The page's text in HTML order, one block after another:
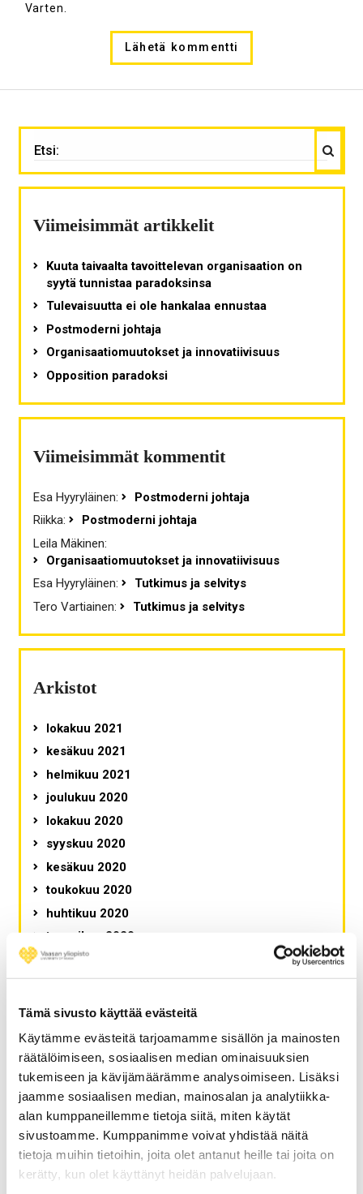
Tämä sivusto käyttää evästeitä
Käytämme evästeitä tarjoamamme sisällön ja mainosten
räätälöimiseen, sosiaalisen median ominaisuuksien
tukemiseen ja kävijämäärämme analysoimiseen. Lisäksi
jaamme sosiaalisen median, mainosalan ja analytiikka-
alan kumppaneillemme tietoja siitä, miten käytät
sivustoamme. Kumppanimme voivat yhdistää näitä
tietoja muihin tietoihin, joita olet antanut heille tai joita on
kerätty, kun olet käyttänyt heidän palvelujaan.
Varten.
Haku
Viimeisimmät artikkelit
Kuuta taivaalta tavoittelevan organisaation on
syytä tunnistaa paradoksinsa
Tulevaisuutta ei ole hankalaa ennustaa
Postmoderni johtaja
Organisaatiomuutokset ja innovatiivisuus
Opposition paradoksi
Viimeisimmät kommentit
Esa Hyyryläinen:
Postmoderni johtaja
Riikka:
Postmoderni johtaja
Leila Mäkinen:
Organisaatiomuutokset ja innovatiivisuus
Esa Hyyryläinen:
Tutkimus ja selvitys
Tero Vartiainen: Tutkimus ja selvitys
Arkistot
lokakuu 2021
kesäkuu 2021
helmikuu 2021
joulukuu 2020
lokakuu 2020
syyskuu 2020
kesäkuu 2020
toukokuu 2020
huhtikuu 2020
tammikuu 2020
joulukuu 2019
marraskuu 2019
lokakuu 2019
elokuu 2019
toukokuu 2019
huhtikuu 2019
helmikuu 2019
tammikuu 2019
joulukuu 2018